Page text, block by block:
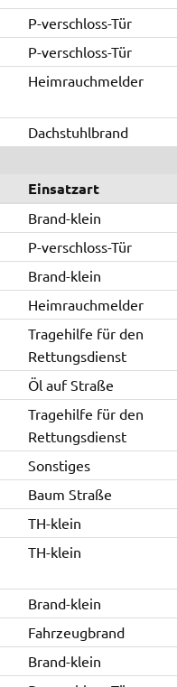
P-verschloss-Tür
P-verschloss-Tür
Heimrauchmelder
Dachstuhlbrand
Einsatzart
Brand-klein
P-verschloss-Tür
Brand-klein
Heimrauchmelder
Tragehilfe für den
Rettungsdienst
Öl auf Straße
Tragehilfe für den
Rettungsdienst
Sonstiges
Baum Straße
TH-klein
TH-klein
Brand-klein
Fahrzeugbrand
Brand-klein